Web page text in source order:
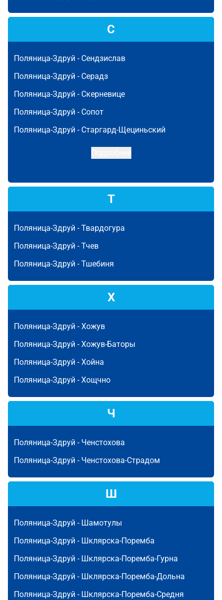
С
Поляница-Здруй - Сендзислав
Поляница-Здруй - Серадз
Поляница-Здруй - Скерневице
Поляница-Здруй - Сопот
Поляница-Здруй - Старгард-Щециньский
Т
Поляница-Здруй -Твардогура
Поляница-Здруй -Тчев
Поляница-Здруй -Тшебиня
Х
Поляница-Здруй -Хожув
Поляница-Здруй -Хожув-Баторы
Поляница-Здруй -Хойна
Поляница-Здруй -Хощчно
Ч
Поляница-Здруй - Ченстохова
Поляница-Здруй - Ченстохова-Страдом
Ш
Поляница-Здруй - Шамотулы
Поляница-Здруй - Шклярска-Поремба
Поляница-Здруй - Шклярска-Поремба-Гурна
Поляница-Здруй - Шклярска-Поремба-Дольна
Поляница-Здруй - Шклярска-Поремба-Средня